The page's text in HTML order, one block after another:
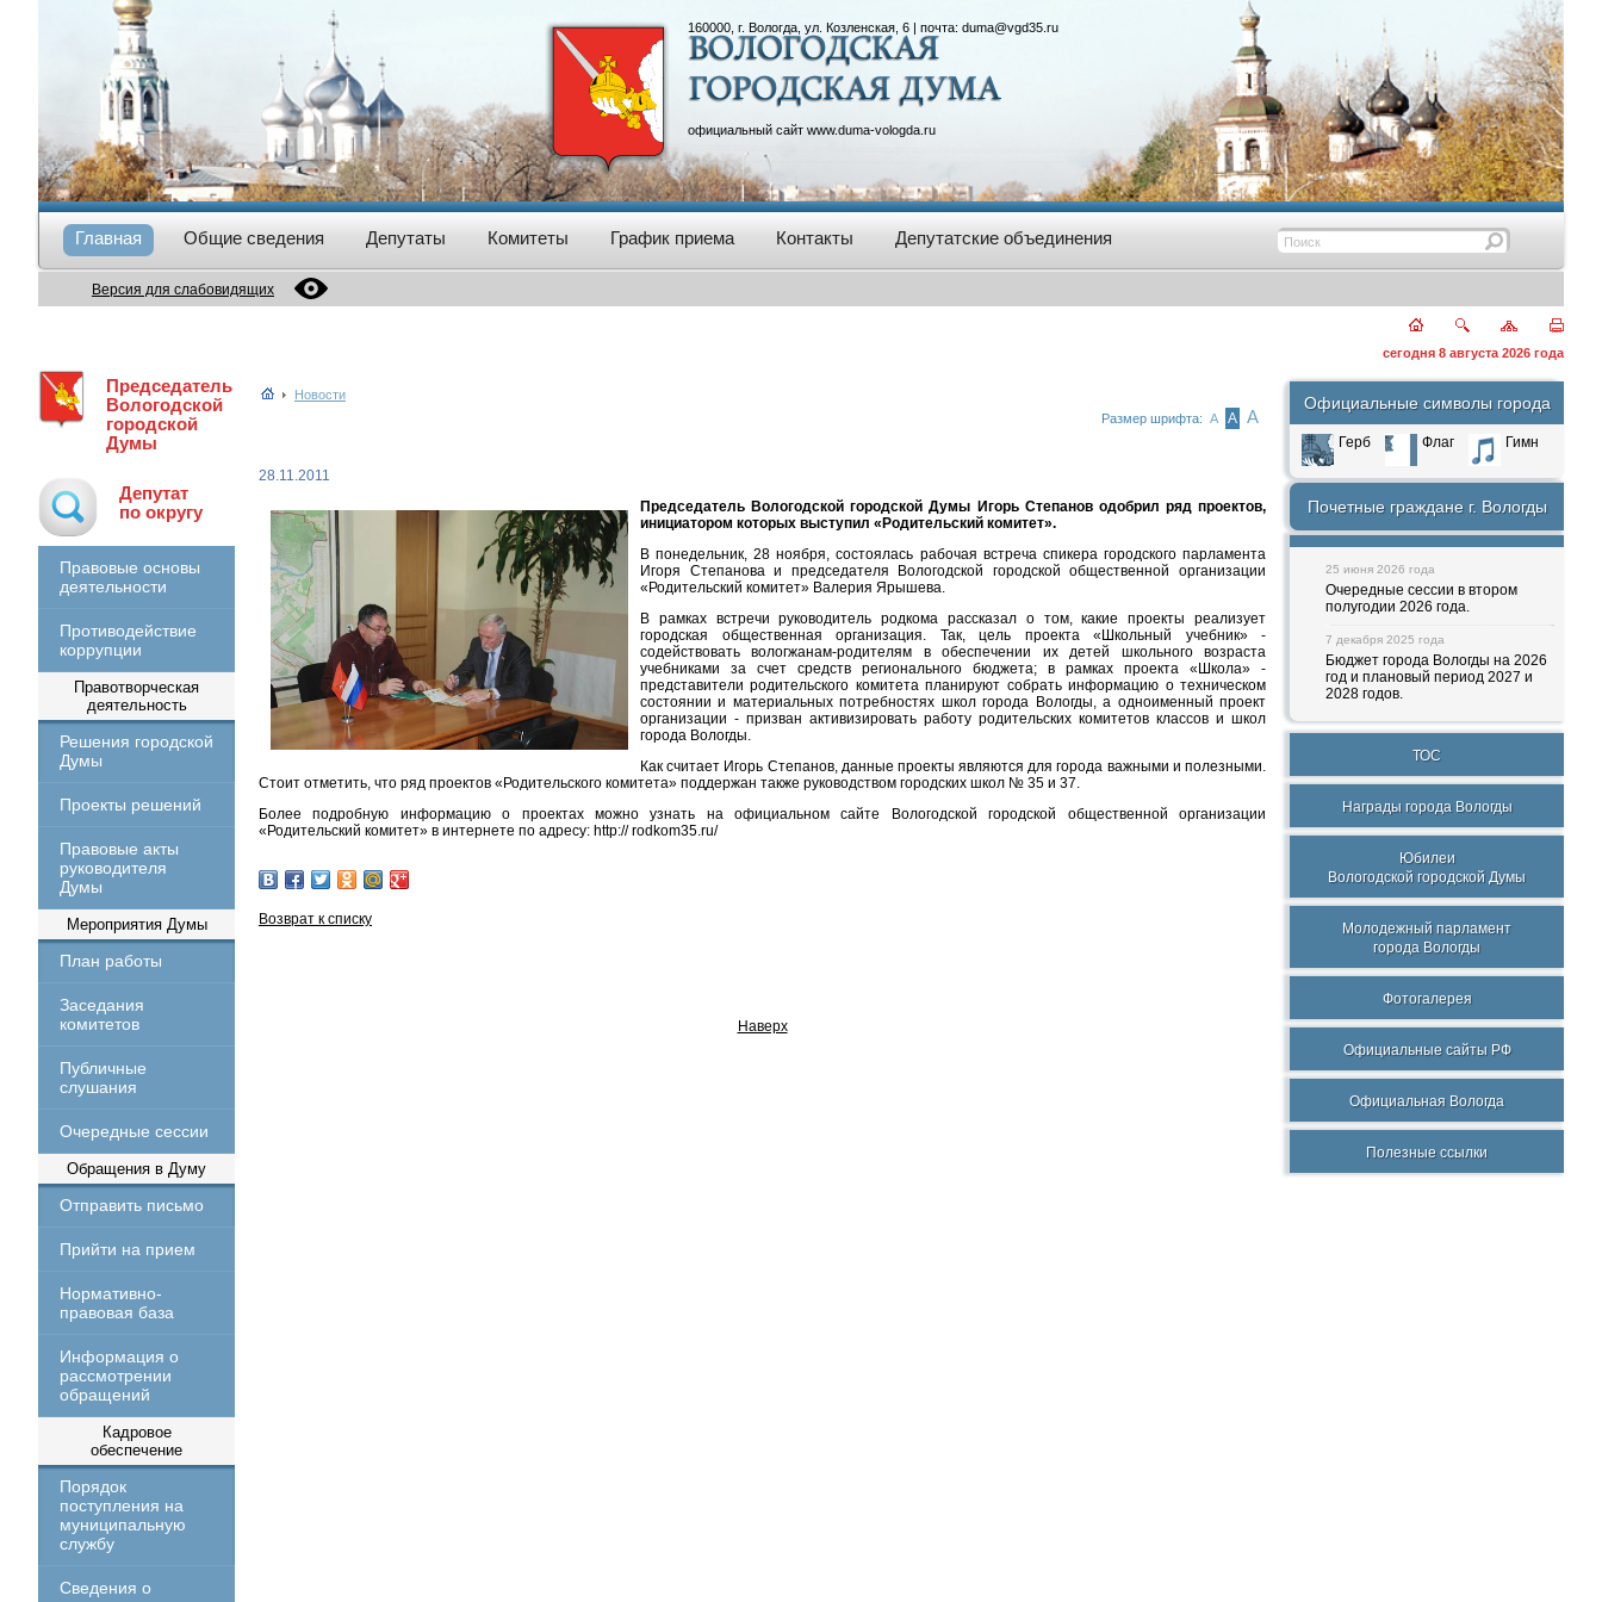
160000, г. Вологда, ул. Козленская, 6 | почта: duma@vgd35.ru
официальный сайт www.duma-vologda.ru
Главная Общие сведения Депутаты Комитеты График приема Контакты Депутатские объединения
Версия для слабовидящих
сегодня 8 августа 2026 года
Председатель
Вологодской
городской
Думы
Депутат
по округу
Правовые основы
деятельности
Противодействие
коррупции
Правотворческая
деятельность
Решения городской
Думы
Проекты решений
Правовые акты
руководителя
Думы
Мероприятия Думы
План работы
Заседания
комитетов
Публичные
слушания
Очередные сессии
Обращения в Думу
Отправить письмо
Прийти на прием
Нормативно-
правовая база
Информация о
рассмотрении
обращений
Кадровое
обеспечение
Порядок
поступления на
муниципальную
службу
Сведения о
Новости
Размер шрифта: А А А
28.11.2011
Председатель Вологодской городской Думы Игорь Степанов одобрил ряд проектов,
инициатором которых выступил «Родительский комитет».
В понедельник, 28 ноября, состоялась рабочая встреча спикера городского парламента
Игоря Степанова и председателя Вологодской городской общественной организации
«Родительский комитет» Валерия Ярышева.
В рамках встречи руководитель родкома рассказал о том, какие проекты реализует
городская общественная организация. Так, цель проекта «Школьный учебник» -
содействовать вологжанам-родителям в обеспечении их детей школьного возраста
учебниками за счет средств регионального бюджета; в рамках проекта «Школа» -
представители родительского комитета планируют собрать информацию о техническом
состоянии и материальных потребностях школ города Вологды, а одноименный проект
организации - призван активизировать работу родительских комитетов классов и школ
города Вологды.
Как считает Игорь Степанов, данные проекты являются для города важными и полезными.
Стоит отметить, что ряд проектов «Родительского комитета» поддержан также руководством городских школ № 35 и 37.
Более подробную информацию о проектах можно узнать на официальном сайте Вологодской городской общественной организации
«Родительский комитет» в интернете по адресу: http:// rodkom35.ru/
Возврат к списку
Наверх
Официальные символы города
Герб Флаг Гимн
Почетные граждане г. Вологды
25 июня 2026 года
Очередные сессии в втором
полугодии 2026 года.
7 декабря 2025 года
Бюджет города Вологды на 2026
год и плановый период 2027 и
2028 годов.
ТОС
Награды города Вологды
Юбилеи
Вологодской городской Думы
Молодежный парламент
города Вологды
Фотогалерея
Официальные сайты РФ
Официальная Вологда
Полезные ссылки